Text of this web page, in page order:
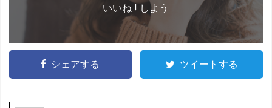
いいね ! しよう
シェアする ツイートする